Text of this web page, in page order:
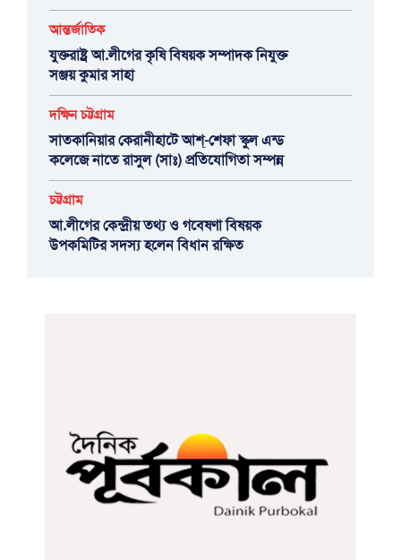
আন্তর্জাতিক
যুক্তরাষ্ট্র আ.লীগের কৃষি বিষয়ক সম্পাদক নিযুক্ত
সঞ্জয় কুমার সাহা
দক্ষিন চট্টগ্রাম
সাতকানিয়ার কেরানীহাটে আশ্-শেফা স্কুল এন্ড
কলেজে নাতে রাসুল (সাঃ) প্রতিযোগিতা সম্পন্ন
চট্টগ্রাম
আ.লীগের কেন্দ্রীয় তথ্য ও গবেষণা বিষয়ক
উপকমিটির সদস্য হলেন বিধান রক্ষিত